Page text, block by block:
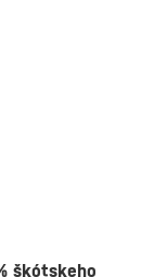
škótskeho